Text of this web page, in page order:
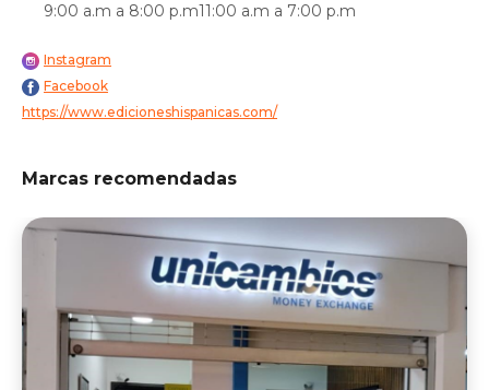
9:00 a.m a 8:00 p.m11:00 a.m a 7:00 p.m
Instagram
Facebook
https://www.edicioneshispanicas.com/
Marcas recomendadas